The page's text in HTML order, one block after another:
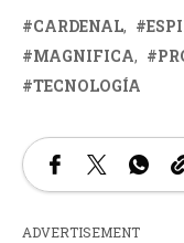
CARDENAL
MAGNIFICA
TECNOLOGÍA
ADVERTISEMENT